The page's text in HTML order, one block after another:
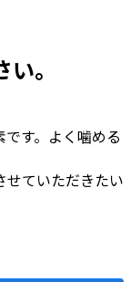
。
す。よく噛める
せていただきたい